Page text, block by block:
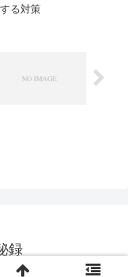
る対策
録
秘録.